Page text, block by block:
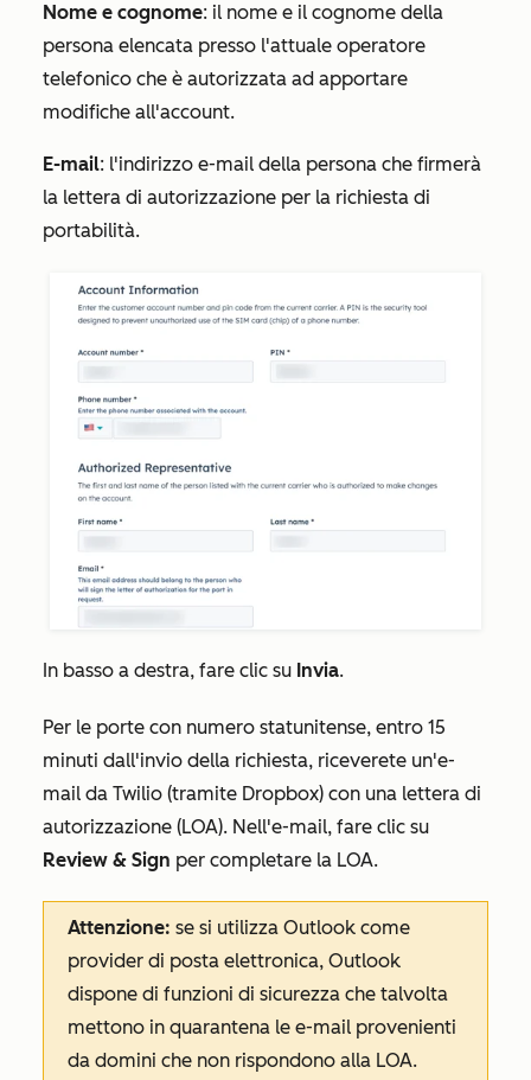
Nome e cognome: il nome e il cognome della
persona elencata presso l'attuale operatore
telefonico che è autorizzata ad apportare
modifiche all'account.
E-mail: l'indirizzo e-mail della persona che firmerà
la lettera di autorizzazione per la richiesta di
portabilità.
In basso a destra, fare clic su Invia.
Per le porte con numero statunitense, entro 15
minuti dall'invio della richiesta, riceverete un'e-
mail da Twilio (tramite Dropbox) con una lettera di
autorizzazione (LOA). Nell'e-mail, fare clic su
Review & Sign per completare la LOA.
Attenzione: se si utilizza Outlook come
provider di posta elettronica, Outlook
dispone di funzioni di sicurezza che talvolta
mettono in quarantena le e-mail provenienti
da domini che non rispondono alla LOA.